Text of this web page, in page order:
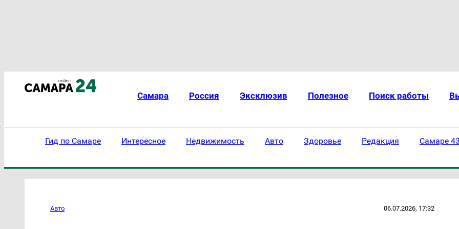
Самара Россия Эксклюзив Полезное Поиск работы
Гид по Самаре Интересное Недвижимость Авто Здоровье Редакция Самаре
Авто 06.07.2026, 17:32